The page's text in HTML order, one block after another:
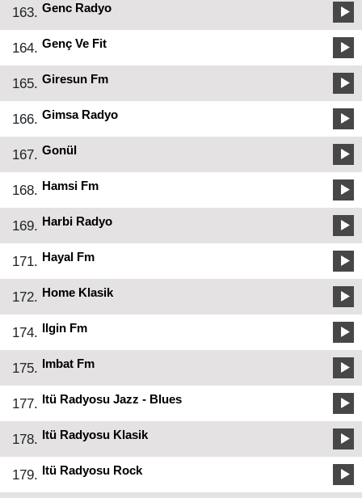
163. Genc Radyo
164. Genç Ve Fit
165. Giresun Fm
166. Gimsa Radyo
167. Gonül
168. Hamsi Fm
169. Harbi Radyo
171. Hayal Fm
172. Home Klasik
174. Ilgin Fm
175. Imbat Fm
177. Itü Radyosu Jazz - Blues
178. Itü Radyosu Klasik
179. Itü Radyosu Rock